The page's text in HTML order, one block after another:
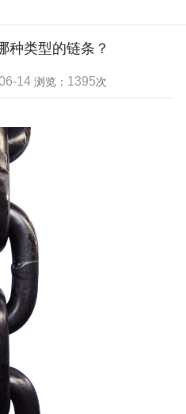
种类型的链条？
14 浏览： 1395次